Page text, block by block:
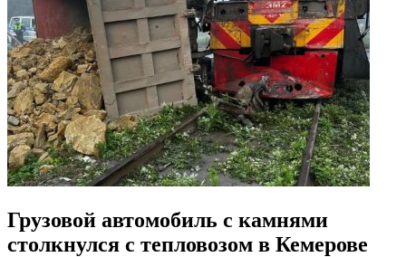
Грузовой автомобиль с камнями
столкнулся с тепловозом в Кемерове